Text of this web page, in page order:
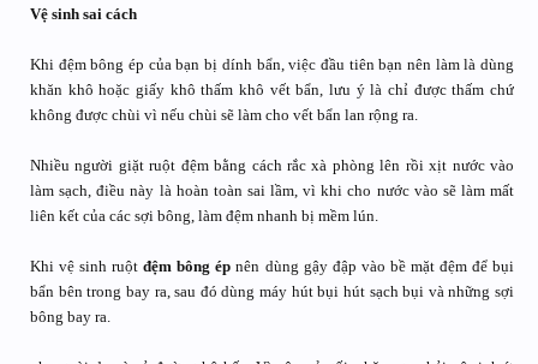
Vệ sinh sai cách
Khi đệm bông ép của bạn bị dính bẩn, việc đầu tiên bạn nên làm là dùng
khăn khô hoặc giấy khô thấm khô vết bẩn, lưu ý là chỉ được thấm chứ
không được chùi vì nếu chùi sẽ làm cho vết bẩn lan rộng ra.
Nhiều người giặt ruột đệm bằng cách rắc xà phòng lên rồi xịt nước vào
làm sạch, điều này là hoàn toàn sai lầm, vì khi cho nước vào sẽ làm mất
liên kết của các sợi bông, làm đệm nhanh bị mềm lún.
Khi vệ sinh ruộtđệm bông ép nên dùng gậy đập vào bề mặt đệm để bụi
bẩn bên trong bay ra, sau đó dùng máy hút bụi hút sạch bụi và những sợi
bông bay ra.